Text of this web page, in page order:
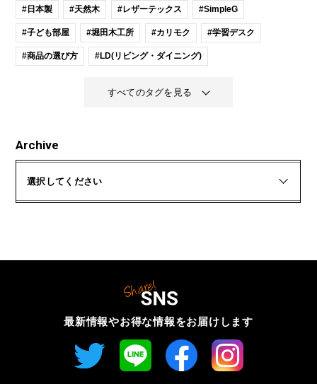
#日本製 #天然木 #レザーテックス #SimpleG
#子ども部屋 #堀田木工所 #カリモク #学習デスク
#商品の選び方 #LD(リビング・ダイニング)
すべてのタグを見る
Archive
選択してください
最新情報やお得な情報をお届けします